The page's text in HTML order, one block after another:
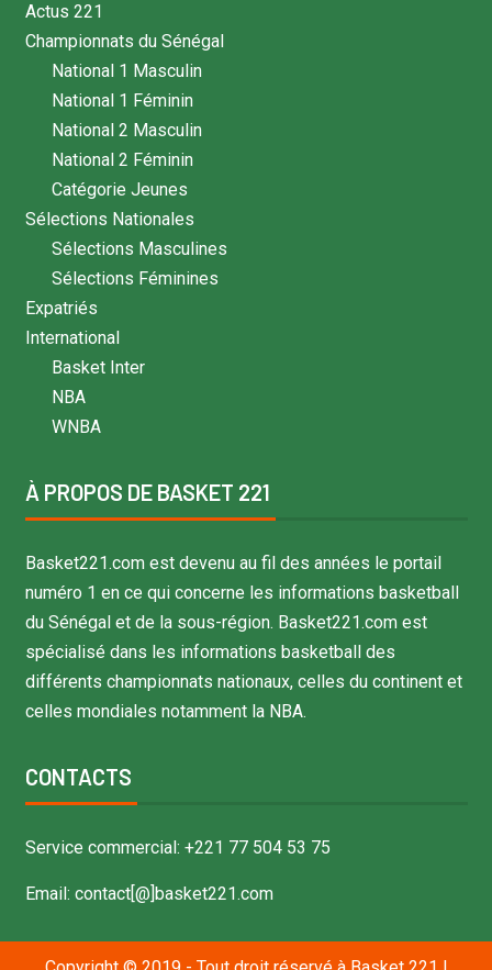
Actus 221
Championnats du Sénégal
National 1 Masculin
National 1 Féminin
National 2 Masculin
National 2 Féminin
Catégorie Jeunes
Sélections Nationales
Sélections Masculines
Sélections Féminines
Expatriés
International
Basket Inter
NBA
WNBA
À PROPOS DE BASKET 221
Basket221.com est devenu au fil des années le portail
numéro 1 en ce qui concerne les informations basketball
du Sénégal et de la sous-région. Basket221.com est
spécialisé dans les informations basketball des
différents championnats nationaux, celles du continent et
celles mondiales notamment la NBA.
CONTACTS
Service commercial: +221 77 504 53 75
Email: contact[@]basket221.com